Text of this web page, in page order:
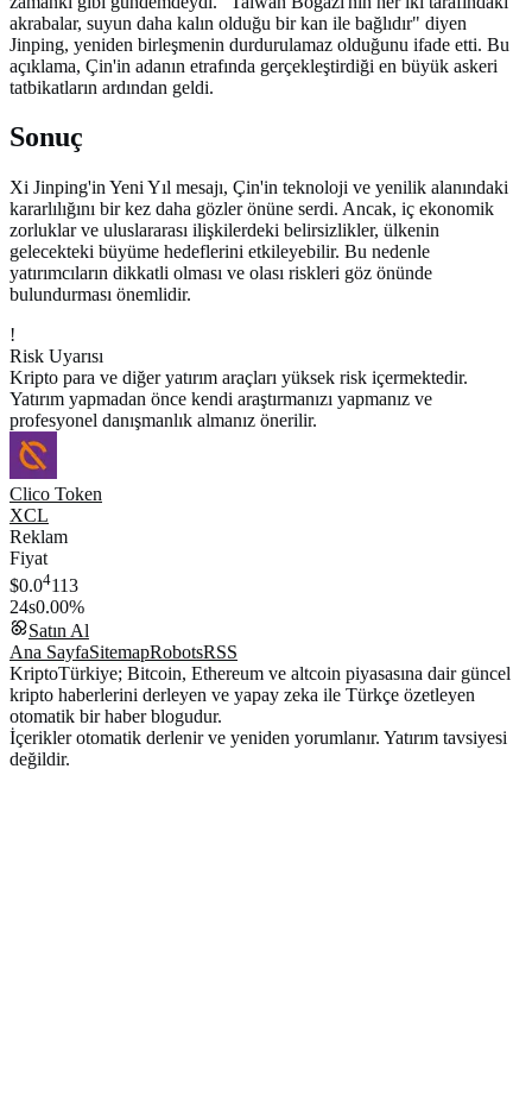
akrabalar, suyun daha kalın olduğu bir kan ile bağlıdır" diyen
Jinping, yeniden birleşmenin durdurulamaz olduğunu ifade etti. Bu
açıklama, Çin'in adanın etrafında gerçekleştirdiği en büyük askeri
tatbikatların ardından geldi.
Sonuç
Xi Jinping'in Yeni Yıl mesajı, Çin'in teknoloji ve yenilik alanındaki
kararlılığını bir kez daha gözler önüne serdi. Ancak, iç ekonomik
zorluklar ve uluslararası ilişkilerdeki belirsizlikler, ülkenin
gelecekteki büyüme hedeflerini etkileyebilir. Bu nedenle
yatırımcıların dikkatli olması ve olası riskleri göz önünde
bulundurması önemlidir.
!
Risk Uyarısı
Kripto para ve diğer yatırım araçları yüksek risk içermektedir.
Yatırım yapmadan önce kendi araştırmanızı yapmanız ve
profesyonel danışmanlık almanız önerilir.
Clico Token
XCL
Reklam
Fiyat
$0.04113
24s0.00%
Satın Al
Ana SayfaSitemapRobotsRSS
KriptoTürkiye; Bitcoin, Ethereum ve altcoin piyasasına dair güncel
kripto haberlerini derleyen ve yapay zeka ile Türkçe özetleyen
otomatik bir haber blogudur.
İçerikler otomatik derlenir ve yeniden yorumlanır. Yatırım tavsiyesi
değildir.